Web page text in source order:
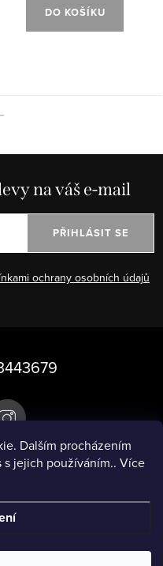
Dalším procházením
jejich používáním.. Více
DO KOŠÍKU
na váš e-mail
ochrany osobních údajů
PŘIHLÁSIT SE